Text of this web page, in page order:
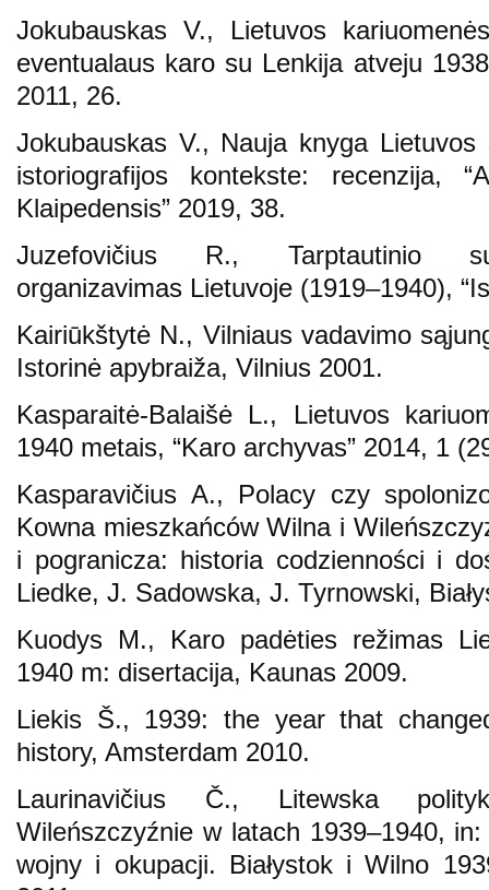
Jokubauskas V., Lietuvos
eventualaus karo su Lenkija atveju
2011, 26.
Jokubauskas V., Nauja knyga
istoriografijos kontekste: recenzija,
Klaipedensis” 2019, 38.
Juzefovičius R., Tarptautinio
organizavimas Lietuvoje (1919–1940),
Kairiūkštytė N., Vilniaus vadavimo
Istorinė apybraiža, Vilnius 2001.
Kasparaitė-Balaišė L., Lietuvos
1940 metais, “Karo archyvas” 2014, 1
Kasparavičius A., Polacy czy
Kowna mieszkańców Wilna i
i pogranicza: historia codzienności i
Liedke, J. Sadowska, J. Tyrnowski,
Kuodys M., Karo padėties režimas
1940 m: disertacija, Kaunas 2009.
Liekis Š., 1939: the year that
history, Amsterdam 2010.
Laurinavičius Č., Litewska
Wileńszczyźnie w latach 1939–1940,
wojny i okupacji. Białystok i Wilno